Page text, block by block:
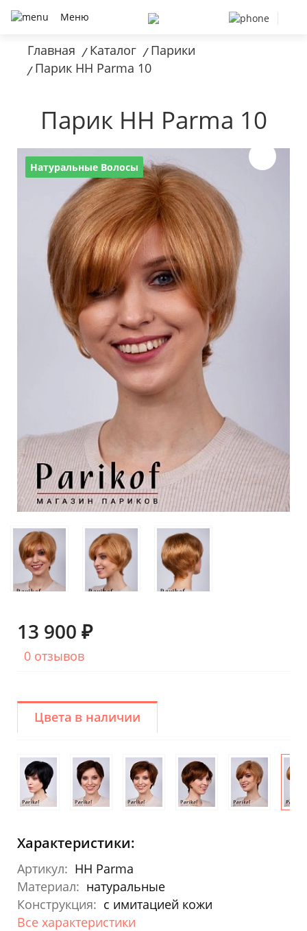
Меню
Главная / Каталог / Парики
/ Парик HH Parma 10
Парик HH Parma 10
Натуральные Волосы
13 900 ₽
0 отзывов
Цвета в наличии
Характеристики:
Артикул: HH Parma
Материал: натуральные
Конструкция: с имитацией кожи
Все характеристики